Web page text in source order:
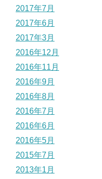
2017年7月
2017年6月
2017年3月
2016年12月
2016年11月
2016年9月
2016年8月
2016年7月
2016年6月
2016年5月
2015年7月
2013年1月